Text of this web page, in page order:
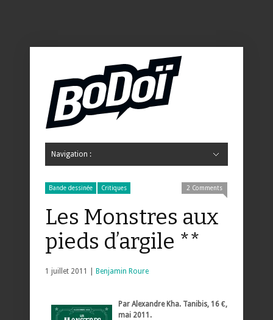
Navigation :
Bande dessinée Critiques 2 Comments
Les Monstres aux
pieds d’argile **
1 juillet 2011 | Benjamin Roure
Par Alexandre Kha. Tanibis, 16 €,
mai 2011.